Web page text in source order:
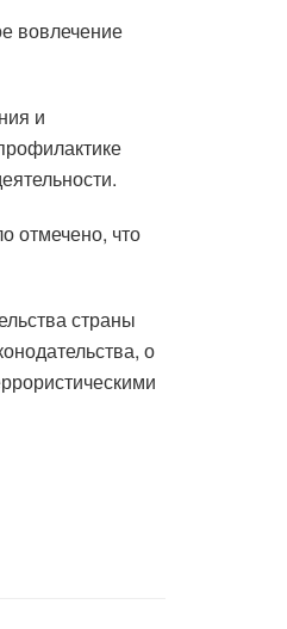
вовлечение
и
отмечено, что
страны
о